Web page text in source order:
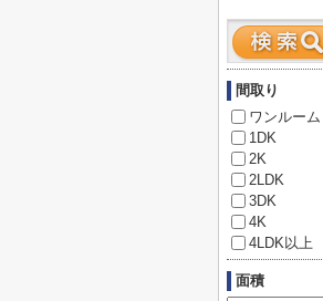
間取り
ワンルーム
1DK
2K
2LDK
3DK
4K
4LDK以上
面積